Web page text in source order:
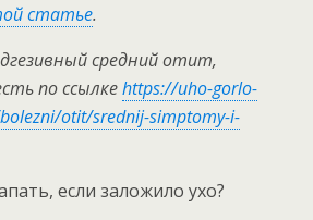
статье.
средний отит,
по ссылкеhttps://uho-gorlo-
otit/srednij-simptomy-i-
если заложило ухо?